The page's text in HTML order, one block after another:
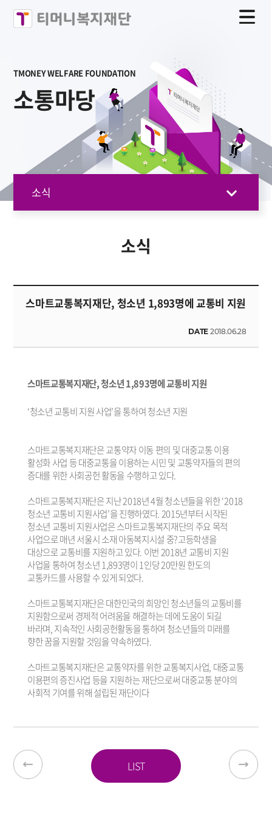
TMONEY WELFARE FOUNDATION
소통마당
소식
소식
스마트교통복지재단, 청소년 1,893명에 교통비 지원
DATE 2018.06.28
스마트교통복지재단, 청소년 1,893명에 교통비 지원
‘청소년 교통비 지원 사업’을 통하여 청소년 지원
스마트교통복지재단은 교통약자 이동 편의 및 대중교통 이용
활성화 사업 등 대중교통을 이용하는 시민 및 교통약자들의 편의
증대를 위한 사회공헌 활동을 수행하고 있다.
스마트교통복지재단은 지난 2018년 4월 청소년들을 위한 ‘2018
청소년 교통비 지원사업’을 진행하였다. 2015년부터 시작된
청소년 교통비 지원사업은 스마트교통복지재단의 주요 목적
사업으로 매년 서울시 소재 아동복지시설 중?고등학생을
대상으로 교통비를 지원하고 있다. 이번 2018년 교통비 지원
사업을 통하여 청소년 1,893명이 1인당 20만원 한도의
교통카드를 사용할 수 있게 되었다.
스마트교통복지재단은 대한민국의 희망인 청소년들의 교통비를
지원함으로써 경제적 어려움을 해결하는 데에 도움이 되길
바라며, 지속적인 사회공헌활동을 통하여 청소년들의 미래를
향한 꿈을 지원할 것임을 약속하였다.
스마트교통복지재단은 교통약자를 위한 교통복지사업, 대중교통
이용편의 증진사업 등을 지원하는 재단으로써 대중교통 분야의
사회적 기여를 위해 설립된 재단이다
LIST